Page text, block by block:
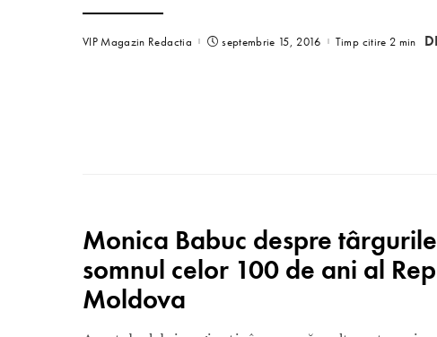
VIP Magazin Redactia septembrie 15, 2016 Timp citire 2 min
Monica Babuc despre
somnul celor 100 de ani al
Moldova